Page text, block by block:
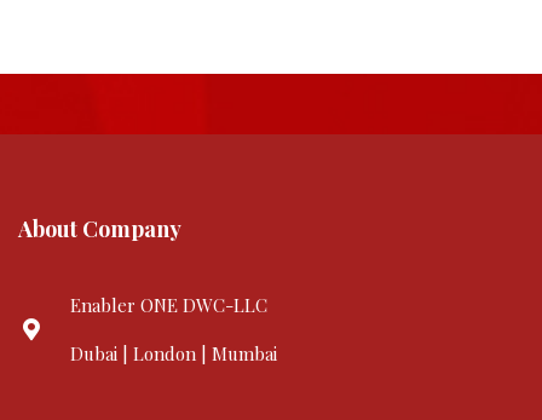
About Company
Enabler ONE DWC-LLC
Dubai | London | Mumbai